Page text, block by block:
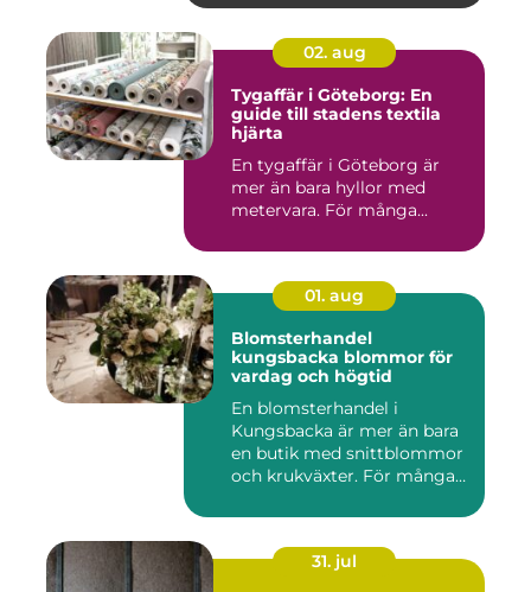
02. aug
Tygaffär i Göteborg: En
guide till stadens textila
hjärta
En tygaffär i Göteborg är
mer än bara hyllor med
metervara. För många...
01. aug
Blomsterhandel
kungsbacka blommor för
vardag och högtid
En blomsterhandel i
Kungsbacka är mer än bara
en butik med snittblommor
och krukväxter. För många
31. jul